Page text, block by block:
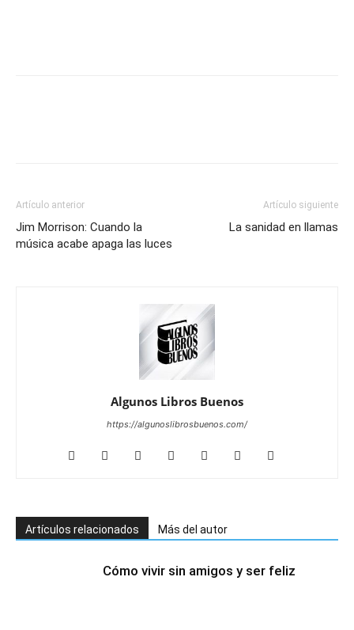
Artículo anterior
Jim Morrison: Cuando la
música acabe apaga las luces
Artículo siguiente
La sanidad en llamas
Algunos Libros Buenos
https://algunoslibrosbuenos.com/
Artículos relacionados Más del autor
Cómo vivir sin amigos y ser feliz